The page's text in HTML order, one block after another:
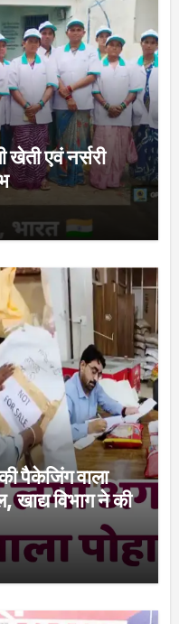
खेती एवं नर्सरी
पैकेजिंग वाला
खाद्य विभाग ने की